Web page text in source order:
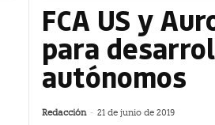
FCA US y
para
autónomos
Redacción - 21 de junio de 2019